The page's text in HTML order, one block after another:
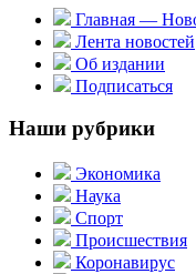
Главная —
Лента новостей
Об издании
Подписаться
Наши рубрики
Экономика
Наука
Спорт
Происшествия
Коронавирус